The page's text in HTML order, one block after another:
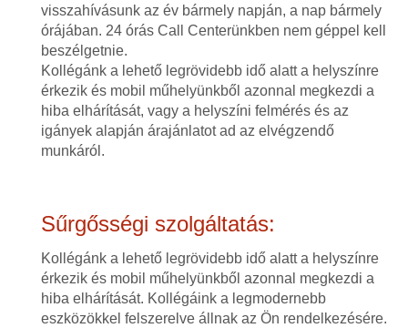
visszahívásunk az év bármely napján, a nap bármely
órájában. 24 órás Call Centerünkben nem géppel kell
beszélgetnie.
Kollégánk a lehető legrövidebb idő alatt a helyszínre
érkezik és mobil műhelyünkből azonnal megkezdi a
hiba elhárítását, vagy a helyszíni felmérés és az
igányek alapján árajánlatot ad az elvégzendő
munkáról.
Sűrgősségi szolgáltatás:
Kollégánk a lehető legrövidebb idő alatt a helyszínre
érkezik és mobil műhelyünkből azonnal megkezdi a
hiba elhárítását. Kollégáink a legmodernebb
eszközökkel felszerelve állnak az Ön rendelkezésére.